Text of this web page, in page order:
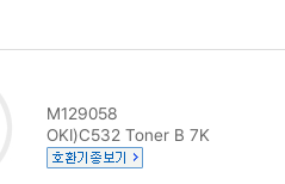
M129058
OKI)C532 Toner B 7K